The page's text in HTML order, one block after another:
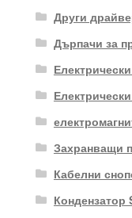
Други
Дърпачи за
Захранващи
Кабелни
Кондензатор